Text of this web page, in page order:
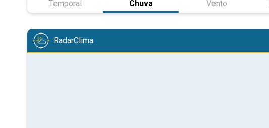
Temporal Chuva Vento
RadarClima